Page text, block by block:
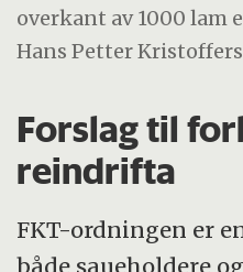
overkant av 1000 lam
Hans Petter
Forslag til
reindrifta
FKT-ordningen er
både saueholdere